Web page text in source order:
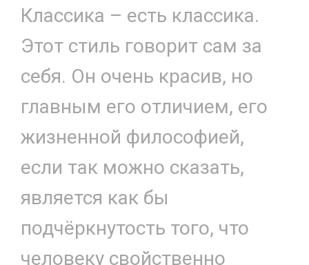
Классика – есть классика.
Этот стиль говорит сам за
себя. Он очень красив, но
главным его отличием, его
жизненной философией,
если так можно сказать,
является как бы
подчёркнутость того, что
человеку свойственно